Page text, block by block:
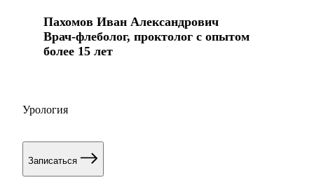
Пахомов Иван Александрович
Врач-флеболог, проктолог с опытом
более 15 лет
Урология
Записаться